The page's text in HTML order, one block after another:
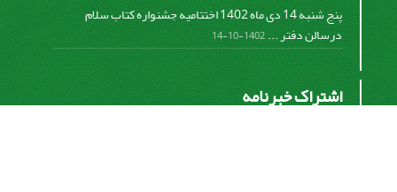
پنج شنبه 14 دی ماه 1402 اختتامیه جشنواره کتاب سلام
درسالن دفتر ...1402-10-14
اشتراک خبرنامه